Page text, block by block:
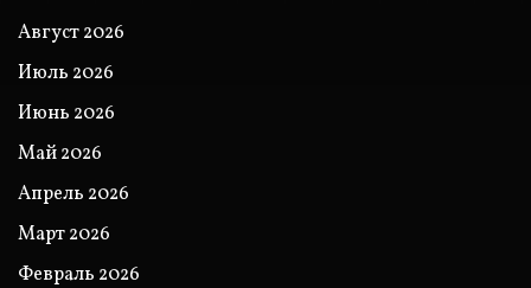
Август 2026
Июль 2026
Июнь 2026
Май 2026
Апрель 2026
Март 2026
Февраль 2026